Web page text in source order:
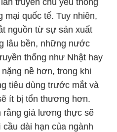
truyền chủ yếu thông
quốc tế. Tuy nhiên,
nguồn từ sự sản xuất
lâu bền, những nước
thống như Nhật hay
nề hơn, trong khi
tiêu dùng trước mắt và
ít bị tổn thương hơn.
rằng giá lương thực sẽ
dài hạn của ngành